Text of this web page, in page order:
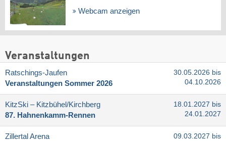
Webcam anzeigen
Veranstaltungen
Ratschings-Jaufen
Veranstaltungen Sommer 2026
30.05.2026 bis
04.10.2026
KitzSki – Kitzbühel/​Kirchberg
87. Hahnenkamm-Rennen
18.01.2027 bis
24.01.2027
Zillertal Arena
09.03.2027 bis